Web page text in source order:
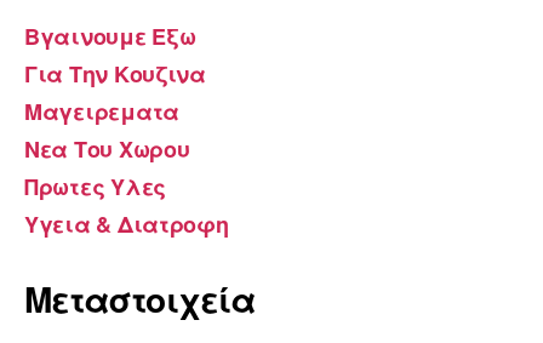
Βγαινουμε Εξω
Για Την Κουζινα
Μαγειρεματα
Νεα Του Χωρου
Πρωτες Υλες
Υγεια & Διατροφη
Μεταστοιχεία